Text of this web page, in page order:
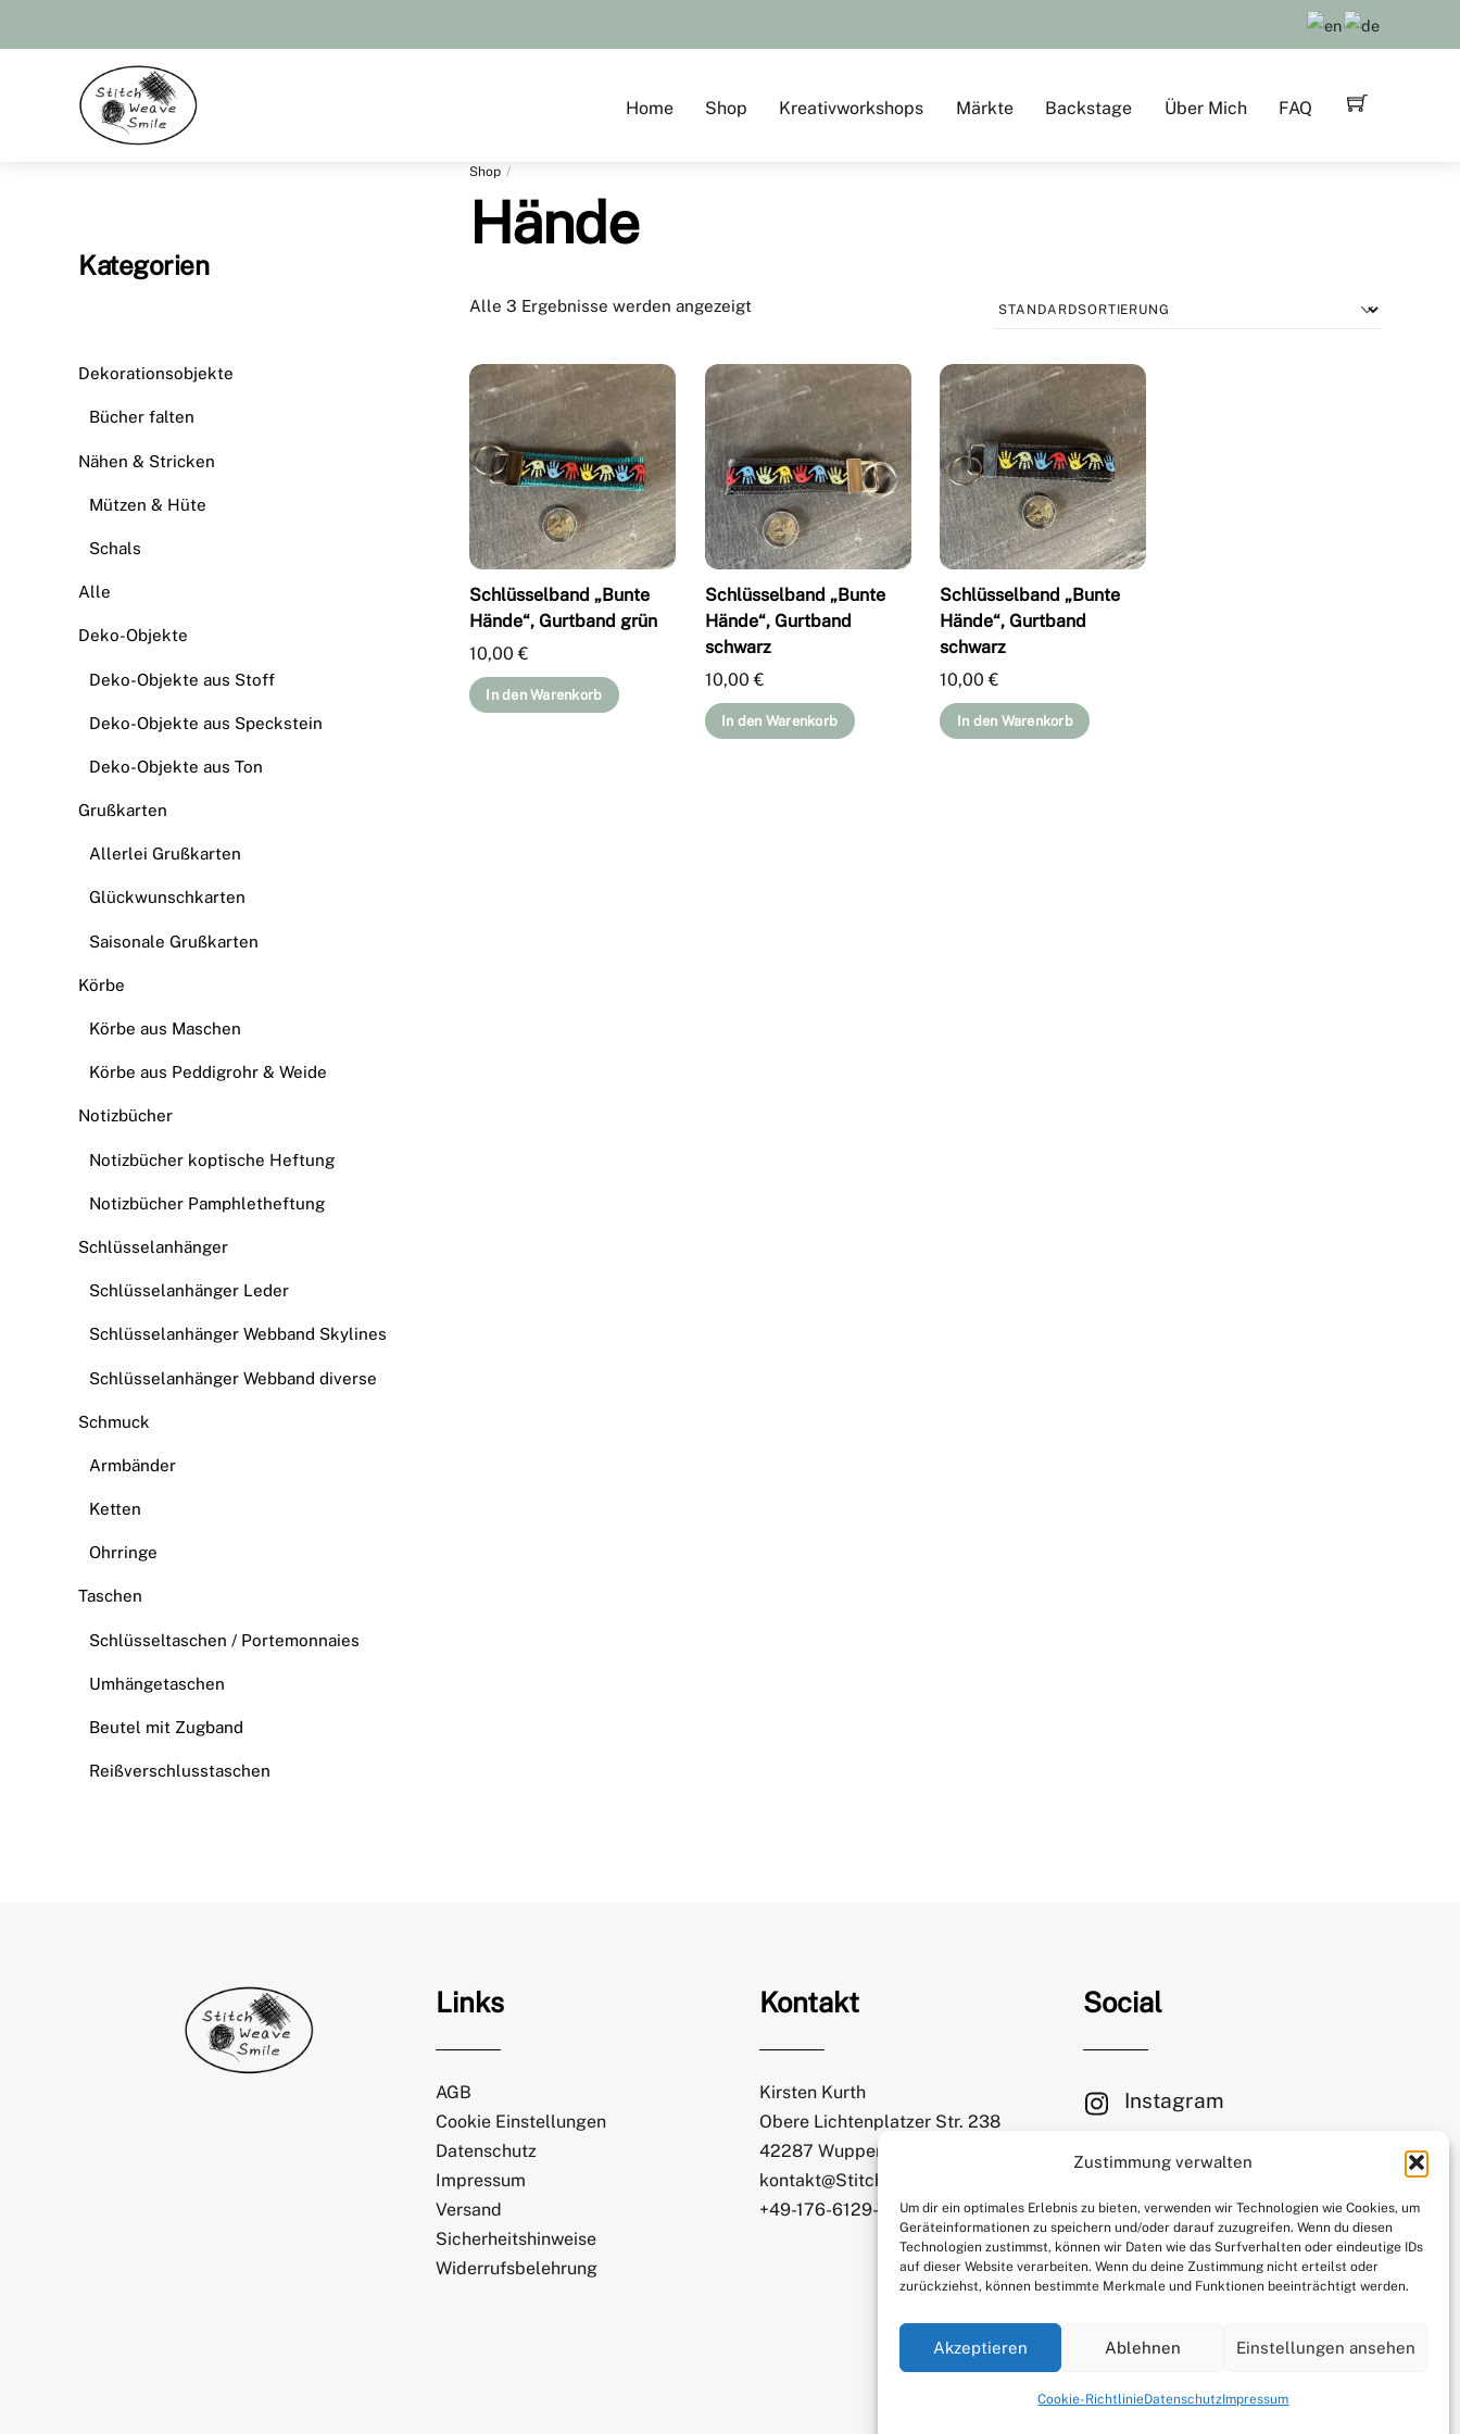
Zustimmung verwalten
Um dir ein optimales Erlebnis zu bieten, verwenden wir Technologien wie Cookies, um
Geräteinformationen zu speichern und/oder darauf zuzugreifen. Wenn du diesen
Technologien zustimmst, können wir Daten wie das Surfverhalten oder eindeutige IDs
auf dieser Website verarbeiten. Wenn du deine Zustimmung nicht erteilst oder
zurückziehst, können bestimmte Merkmale und Funktionen beeinträchtigt werden.
Akzeptieren Ablehnen Einstellungen ansehen
Cookie-RichtlinieDatenschutzImpressum
Menu
Home Shop Kreativworkshops Märkte Backstage Über Mich FAQ
Shop
Hände
Alle 3 Ergebnisse werden angezeigt
Schlüsselband „Bunte
Hände“, Gurtband grün
10,00€
In den Warenkorb
Schlüsselband „Bunte
Hände“, Gurtband
schwarz
10,00€
In den Warenkorb
Schlüsselband „Bunte
Hände“, Gurtband
schwarz
10,00€
In den Warenkorb
Kategorien
Dekorationsobjekte
Bücher falten
Nähen & Stricken
Mützen & Hüte
Schals
Alle
Deko-Objekte
Deko-Objekte aus Stoff
Deko-Objekte aus Speckstein
Deko-Objekte aus Ton
Grußkarten
Allerlei Grußkarten
Glückwunschkarten
Saisonale Grußkarten
Körbe
Körbe aus Maschen
Körbe aus Peddigrohr & Weide
Notizbücher
Notizbücher koptische Heftung
Notizbücher Pamphletheftung
Schlüsselanhänger
Schlüsselanhänger Leder
Schlüsselanhänger Webband Skylines
Schlüsselanhänger Webband diverse
Schmuck
Armbänder
Ketten
Ohrringe
Taschen
Schlüsseltaschen / Portemonnaies
Umhängetaschen
Beutel mit Zugband
Reißverschlusstaschen
Links
AGB
Cookie Einstellungen
Datenschutz
Impressum
Versand
Sicherheitshinweise
Widerrufsbelehrung
Kontakt
Kirsten Kurth
Obere Lichtenplatzer Str. 238
42287 Wuppertal
kontakt@StitchWeaveSmile.com
+49-176-6129-7065
Social
Instagram
Facebook
Mastodon